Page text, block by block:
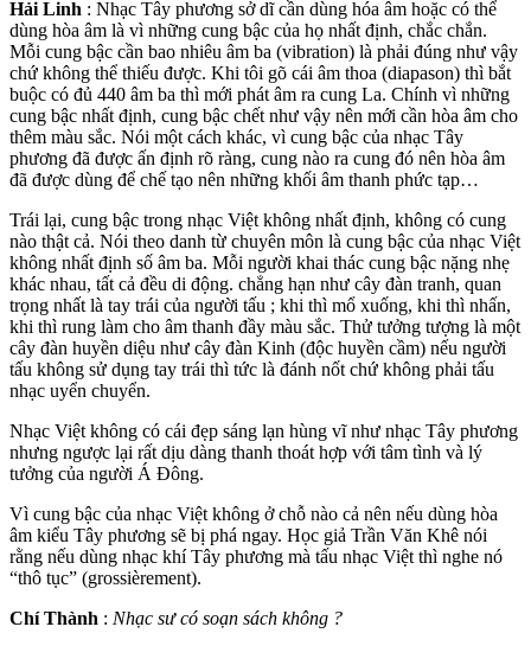
Hải Linh : Nhạc Tây phương sở dĩ cần dùng hóa âm hoặc có thể
dùng hòa âm là vì những cung bậc của họ nhất định, chắc chắn.
Mỗi cung bậc cần bao nhiêu âm ba (vibration) là phải đúng như vậy
chứ không thể thiếu được. Khi tôi gõ cái âm thoa (diapason) thì bắt
buộc có đủ 440 âm ba thì mới phát âm ra cung La. Chính vì những
cung bậc nhất định, cung bậc chết như vậy nên mới cần hòa âm cho
thêm màu sắc. Nói một cách khác, vì cung bậc của nhạc Tây
phương đã được ấn định rõ ràng, cung nào ra cung đó nên hòa âm
đã được dùng để chế tạo nên những khối âm thanh phức tạp…
Trái lại, cung bậc trong nhạc Việt không nhất định, không có cung
nào thật cả. Nói theo danh từ chuyên môn là cung bậc của nhạc Việt
không nhất định số âm ba. Mỗi người khai thác cung bậc nặng nhẹ
khác nhau, tất cả đều di động. chẳng hạn như cây đàn tranh, quan
trọng nhất là tay trái của người tấu ; khi thì mổ xuống, khi thì nhấn,
khi thì rung làm cho âm thanh đầy màu sắc. Thử tưởng tượng là một
cây đàn huyền diệu như cây đàn Kinh (độc huyền cầm) nếu người
tấu không sử dụng tay trái thì tức là đánh nốt chứ không phải tấu
nhạc uyển chuyển.
Nhạc Việt không có cái đẹp sáng lạn hùng vĩ như nhạc Tây phương
nhưng ngược lại rất dịu dàng thanh thoát hợp với tâm tình và lý
tưởng của người Á Đông.
Vì cung bậc của nhạc Việt không ở chỗ nào cả nên nếu dùng hòa
âm kiểu Tây phương sẽ bị phá ngay. Học giả Trần Văn Khê nói
rằng nếu dùng nhạc khí Tây phương mà tấu nhạc Việt thì nghe nó
“thô tục” (grossièrement).
Chí Thành : Nhạc sư có soạn sách không ?